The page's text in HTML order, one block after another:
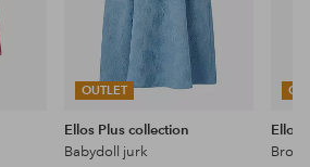
OUTLET
Ellos Plus collection
Babydoll jurk
Ellos